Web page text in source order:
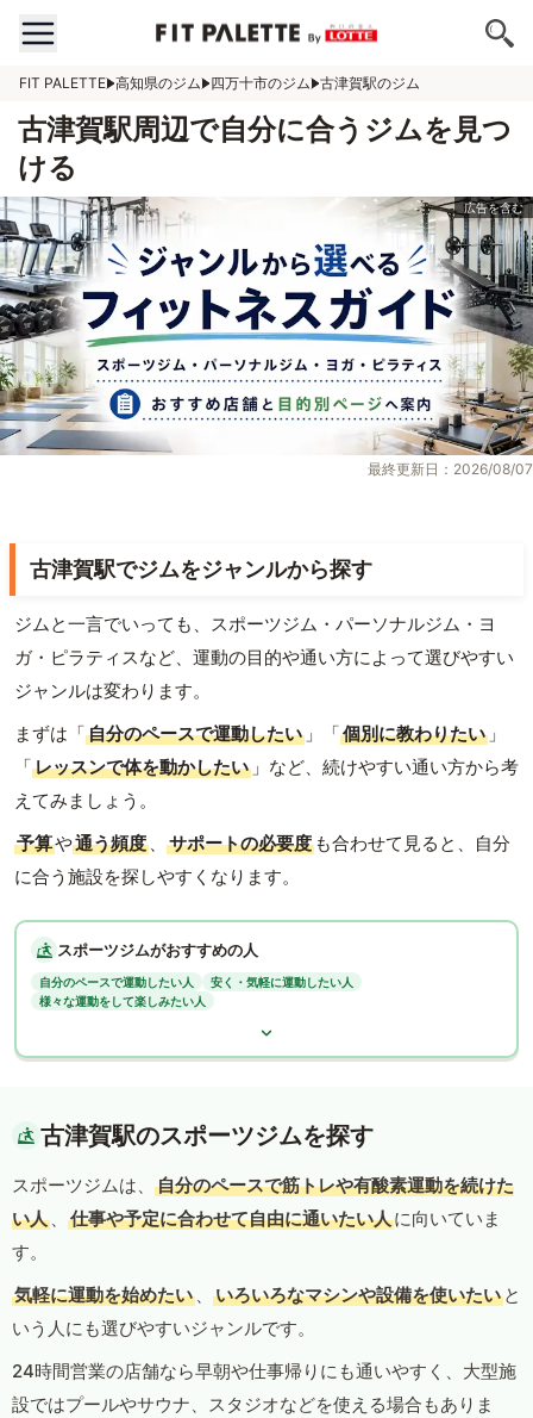
FIT PALETTE 高知県のジム 四万十市のジム 古津賀駅のジム
古津賀駅周辺で自分に合うジムを見つ
ける
最終更新日：2026/08/07
古津賀駅でジムをジャンルから探す
ジムと一言でいっても、スポーツジム・パーソナルジム・ヨ
ガ・ピラティスなど、運動の目的や通い方によって選びやすい
ジャンルは変わります。
まずは「自分のペースで運動したい 」「個別に教わりたい 」
「レッスンで体を動かしたい 」など、続けやすい通い方から考
えてみましょう。
予算や通う頻度 、 サポートの必要度 も合わせて見ると、自分
に合う施設を探しやすくなります。
スポーツジムがおすすめの人
自分のペースで運動したい人
安く・気軽に運動したい人
様々な運動をして楽しみたい人
古津賀駅のスポーツジムを探す
スポーツジムは、
自分のペースで筋トレや有酸素運動を続けた
い人 、 仕事や予定に合わせて自由に通いたい人に向いていま
す。
気軽に運動を始めたい 、 いろいろなマシンや設備を使いたい と
いう人にも選びやすいジャンルです。
24時間営業の店舗なら早朝や仕事帰りにも通いやすく、大型施
設ではプールやサウナ、スタジオなどを使える場合もありま